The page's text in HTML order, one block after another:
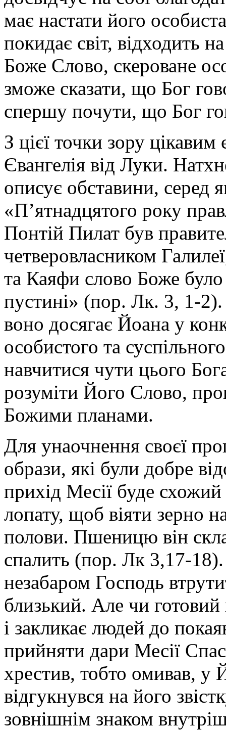
має настати його
покидає світ, відходить
Боже Слово, скероване
зможе сказати, що Бог
спершу почути, що Бог
З цієї точки зору цікавим
Євангелія від Луки.
описує обставини, серед
«П’ятнадцятого року
Понтій Пилат був
четверовласником
та Каяфи слово Боже
пустині» (пор. Лк. 3, 1-
воно досягає Йоана у
особистого та
навчитися чути цього
розуміти Його Слово,
Божими планами.
Для унаочнення своєї
образи, які були добре
прихід Месії буде
лопату, щоб віяти зерно
полови. Пшеницю він
спалить (пор. Лк 3,17-
незабаром Господь
близький. Але чи готовий
і закликає людей до
прийняти дари Месії
хрестив, тобто омивав, у
відгукнувся на його
зовнішнім знаком